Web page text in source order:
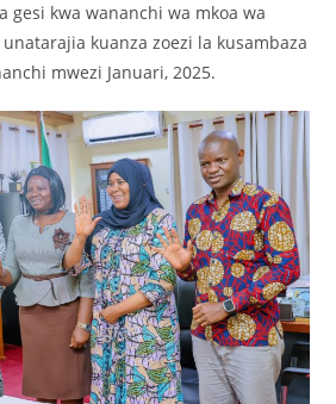
gesi kwa wananchi wa mkoa wa
kuanza zoezi la kusambaza
mwezi Januari, 2025.